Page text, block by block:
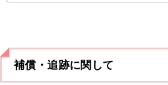
補償・追跡に関して